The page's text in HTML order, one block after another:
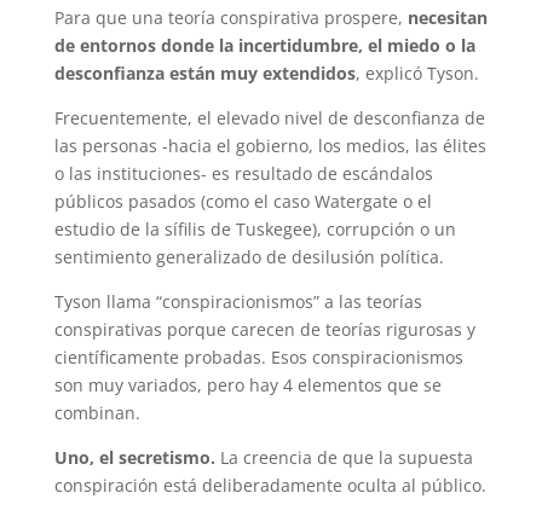
Para que una teoría conspirativa prospere, necesitan
de entornos donde la incertidumbre, el miedo o la
desconfianza están muy extendidos, explicó Tyson.
Frecuentemente, el elevado nivel de desconfianza de
las personas -hacia el gobierno, los medios, las élites
o las instituciones- es resultado de escándalos
públicos pasados (como el caso Watergate o el
estudio de la sífilis de Tuskegee), corrupción o un
sentimiento generalizado de desilusión política.
Tyson llama “conspiracionismos” a las teorías
conspirativas porque carecen de teorías rigurosas y
científicamente probadas. Esos conspiracionismos
son muy variados, pero hay 4 elementos que se
combinan.
Uno, el secretismo. La creencia de que la supuesta
conspiración está deliberadamente oculta al público.